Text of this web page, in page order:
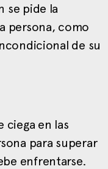
se pide la
persona, como
de su
ciega en las
para superar
enfrentarse.